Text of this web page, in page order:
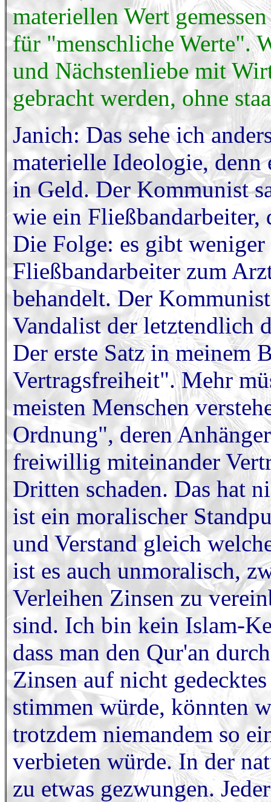
materiellen Wert
für "menschliche Werte".
und Nächstenliebe mit
gebracht werden, ohne
Janich: Das sehe ich
materielle Ideologie, denn
in Geld. Der Kommunist
wie ein
Die Folge: es gibt
Fließbandarbeiter zum
behandelt. Der
Vandalist der letztendlich
Der erste Satz in meinem
Vertragsfreiheit". Mehr
meisten Menschen
Ordnung", deren
freiwillig miteinander
Dritten schaden. Das hat
ist ein moralischer
und Verstand gleich
ist es auch unmoralisch,
Verleihen Zinsen zu
sind. Ich bin kein Islam-
dass man den Qur'an
Zinsen auf nicht
stimmen würde, könnten
trotzdem niemandem so
verbieten würde. In der
zu etwas gezwungen.